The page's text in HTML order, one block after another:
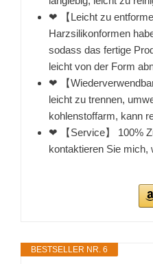
❤ 【Leicht zu
Harzsilikonformen
sodass das fertige
leicht von der Form
❤ 【
leicht zu trennen,
kohlenstoffarm, kann
❤ 【Service】 100%
kontaktieren Sie mich,
BESTSELLER NR. 6